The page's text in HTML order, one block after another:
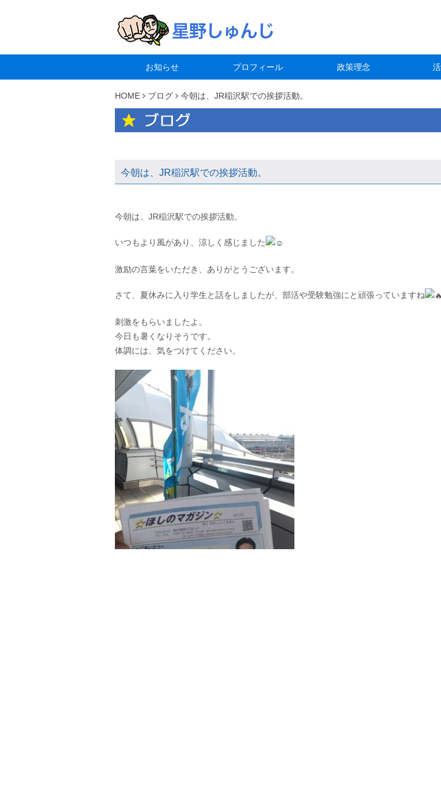
お知らせ プロフィール 政策理念
HOME ブログ 今朝は、JR稲沢駅での挨拶活動。
今朝は、JR稲沢駅での挨拶活動。
今朝は、JR稲沢駅での挨拶活動。
いつもより風があり、涼しく感じました
激励の言葉をいただき、ありがとうございます。
さて、夏休みに入り学生と話をしましたが、部活や受験勉強にと頑張っていますね
刺激をもらいましたよ。
今日も暑くなりそうです。
体調には、気をつけてください。